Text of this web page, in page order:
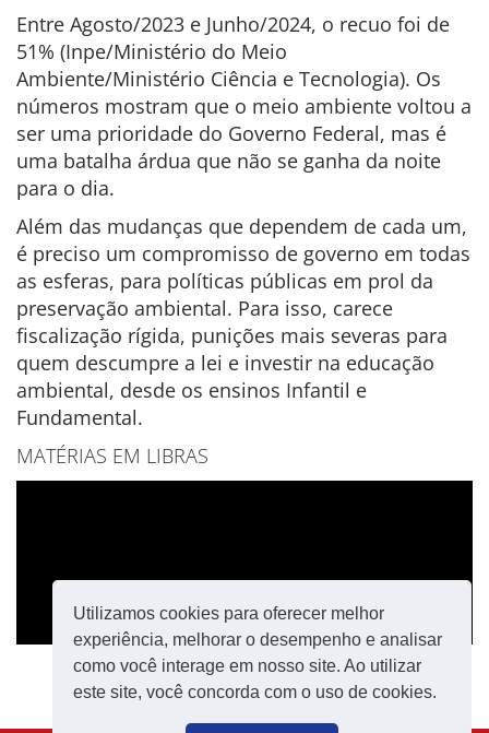
Utilizamos cookies para oferecer melhor
experiência, melhorar o desempenho e analisar
como você interage em nosso site. Ao utilizar
este site, você concorda com o uso de cookies.
Entre Agosto/2023 e Junho/2024, o recuo foi de
51% (Inpe/Ministério do Meio
Ambiente/Ministério Ciência e Tecnologia). Os
números mostram que o meio ambiente voltou a
ser uma prioridade do Governo Federal, mas é
uma batalha árdua que não se ganha da noite
para o dia.
Além das mudanças que dependem de cada um,
é preciso um compromisso de governo em todas
as esferas, para políticas públicas em prol da
preservação ambiental. Para isso, carece
fiscalização rígida, punições mais severas para
quem descumpre a lei e investir na educação
ambiental, desde os ensinos Infantil e
Fundamental.
MATÉRIAS EM LIBRAS